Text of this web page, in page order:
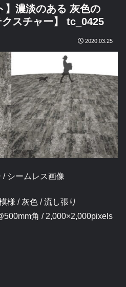
】濃淡のある 灰色の
スチャー】 tc_0425
2020.03.25
/ シームレス画像
様 / 灰色 / 流し張り
角 / 2,000×2,000pixels